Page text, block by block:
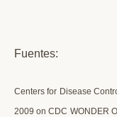
Fuentes:
Centers for Disease
2009 on CDC WONDER